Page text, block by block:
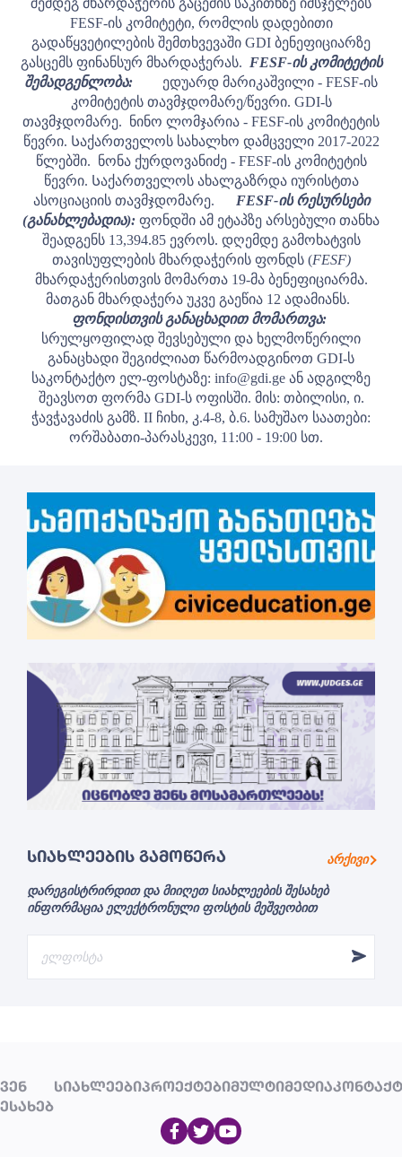
შემდეგ მხარდაჭერის გაცემის საკითხზე იმსჯელებს
FESF-ის კომიტეტი, რომლის დადებითი
გადაწყვეტილების შემთხვევაში GDI ბენეფიციარზე
გასცემს ფინანსურ მხარდაჭერას. FESF-ის კომიტეტის
შემადგენლობა:
ედუარდ მარიკაშვილი - FESF-ის
კომიტეტის თავმჯდომარე/წევრი. GDI-ს
თავმჯდომარე. ნინო ლომჯარია - FESF-ის კომიტეტის
წევრი. Საქართველოს სახალხო დამცველი 2017-2022
წლებში. ნონა ქურდოვანიძე - FESF-ის კომიტეტის
წევრი. Საქართველოს ახალგაზრდა იურისტთა
ასოციაციის თავმჯდომარე.
FESF-ის რესურსები
(განახლებადია): ფონდში ამ ეტაპზე არსებული თანხა
შეადგენს 13,394.85 ევროს. დღემდე გამოხატვის
თავისუფლების მხარდაჭერის ფონდს (FESF)
მხარდაჭერისთვის მომართა 19-მა ბენეფიციარმა.
მათგან მხარდაჭერა უკვე გაეწია 12 ადამიანს.
ფონდისთვის განაცხადით მომართვა:
სრულყოფილად შევსებული და ხელმოწერილი
განაცხადი შეგიძლიათ წარმოადგინოთ GDI-ს
საკონტაქტო ელ-ფოსტაზე: info@gdi.ge ან ადგილზე
შეავსოთ ფორმა GDI-ს ოფისში. მის: თბილისი, ი.
ჭავჭავაძის გამზ. II ჩიხი, კ.4-8, ბ.6. სამუშაო საათები:
ორშაბათი-პარასკევი, 11:00 - 19:00 სთ.
ᲡᲘᲐᲮᲚᲔᲔᲑᲘᲡ ᲒᲐᲛᲝᲬᲔᲠᲐ არქივი
დარეგისტრირდით და მიიღეთ სიახლეების შესახებ
ინფორმაცია ელექტრონული ფოსტის მეშვეობით
ᲡᲘᲐᲮᲚᲔᲔᲑᲘᲞᲠᲝᲔᲥᲢᲔᲑᲘᲛᲣᲚᲢᲘᲛᲔᲓᲘᲐ